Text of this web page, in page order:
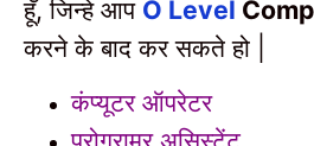
हूँ,जिन्हे आप O Level
करने के बाद कर सकते हो
कंप्यूटर ऑपरेटर